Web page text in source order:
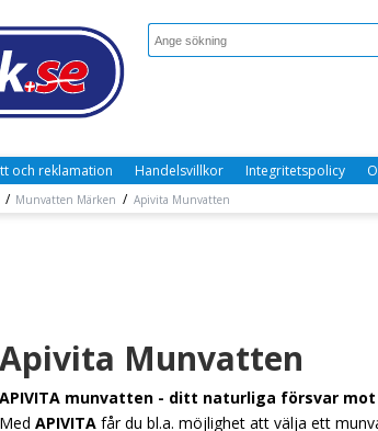
och reklamation Handelsvillkor Integritetspolicy
/ Munvatten Märken / Apivita Munvatten
Apivita Munvatten
APIVITA munvatten - ditt naturliga försvar
Med APIVITAfår du bl.a. möjlighet att välja ett